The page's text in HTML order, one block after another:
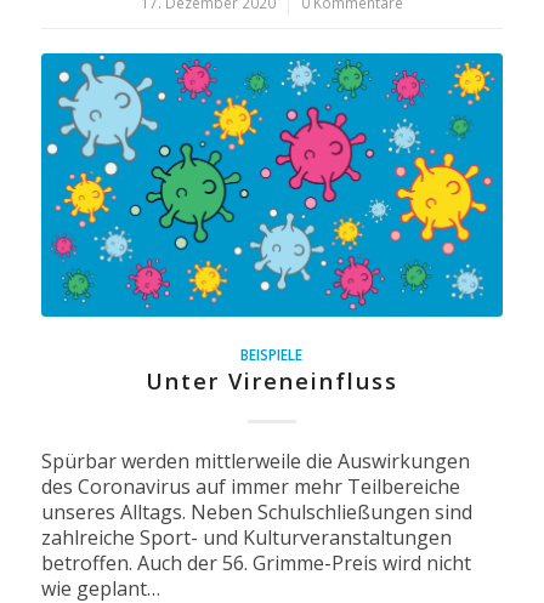
BEISPIELE
Unter Vireneinfluss
Spürbar werden mittlerweile die Auswirkungen
des Coronavirus auf immer mehr Teilbereiche
unseres Alltags. Neben Schulschließungen sind
zahlreiche Sport- und Kulturveranstaltungen
betroffen. Auch der 56. Grimme-Preis wird nicht
wie geplant…